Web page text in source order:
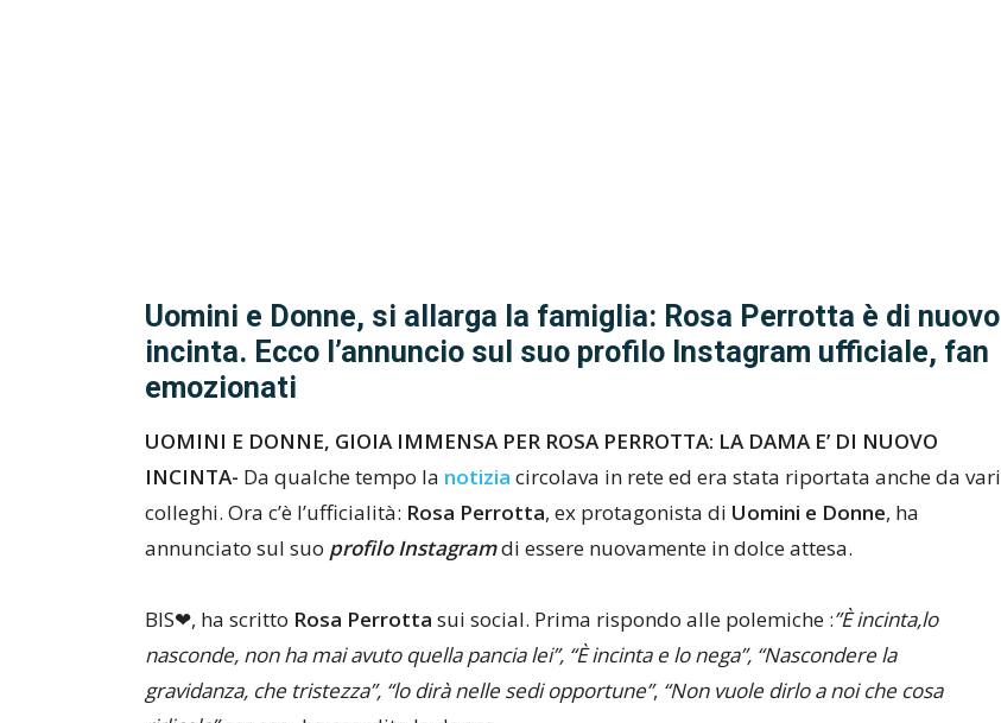
Uomini e Donne, si allarga la famiglia: Rosa Perrotta è di nuovo
incinta. Ecco l’annuncio sul suo profilo Instagram ufficiale, fan
emozionati
UOMINI E DONNE, GIOIA IMMENSA PER ROSA PERROTTA: LA DAMA E’ DI NUOVO
INCINTA- Da qualche tempo la notizia circolava in rete ed era stata riportata anche da vari
colleghi. Ora c’è l’ufficialità: Rosa Perrotta, ex protagonista di Uomini e Donne, ha
annunciato sul suo profilo Instagramdi essere nuovamente in dolce attesa.
BIS❤, ha scritto Rosa Perrotta sui social. Prima rispondo alle polemiche :”È incinta,lo
nasconde, non ha mai avuto quella pancia lei”, “È incinta e lo nega”, “Nascondere la
gravidanza, che tristezza”, “lo dirà nelle sedi opportune”, “Non vuole dirlo a noi che cosa